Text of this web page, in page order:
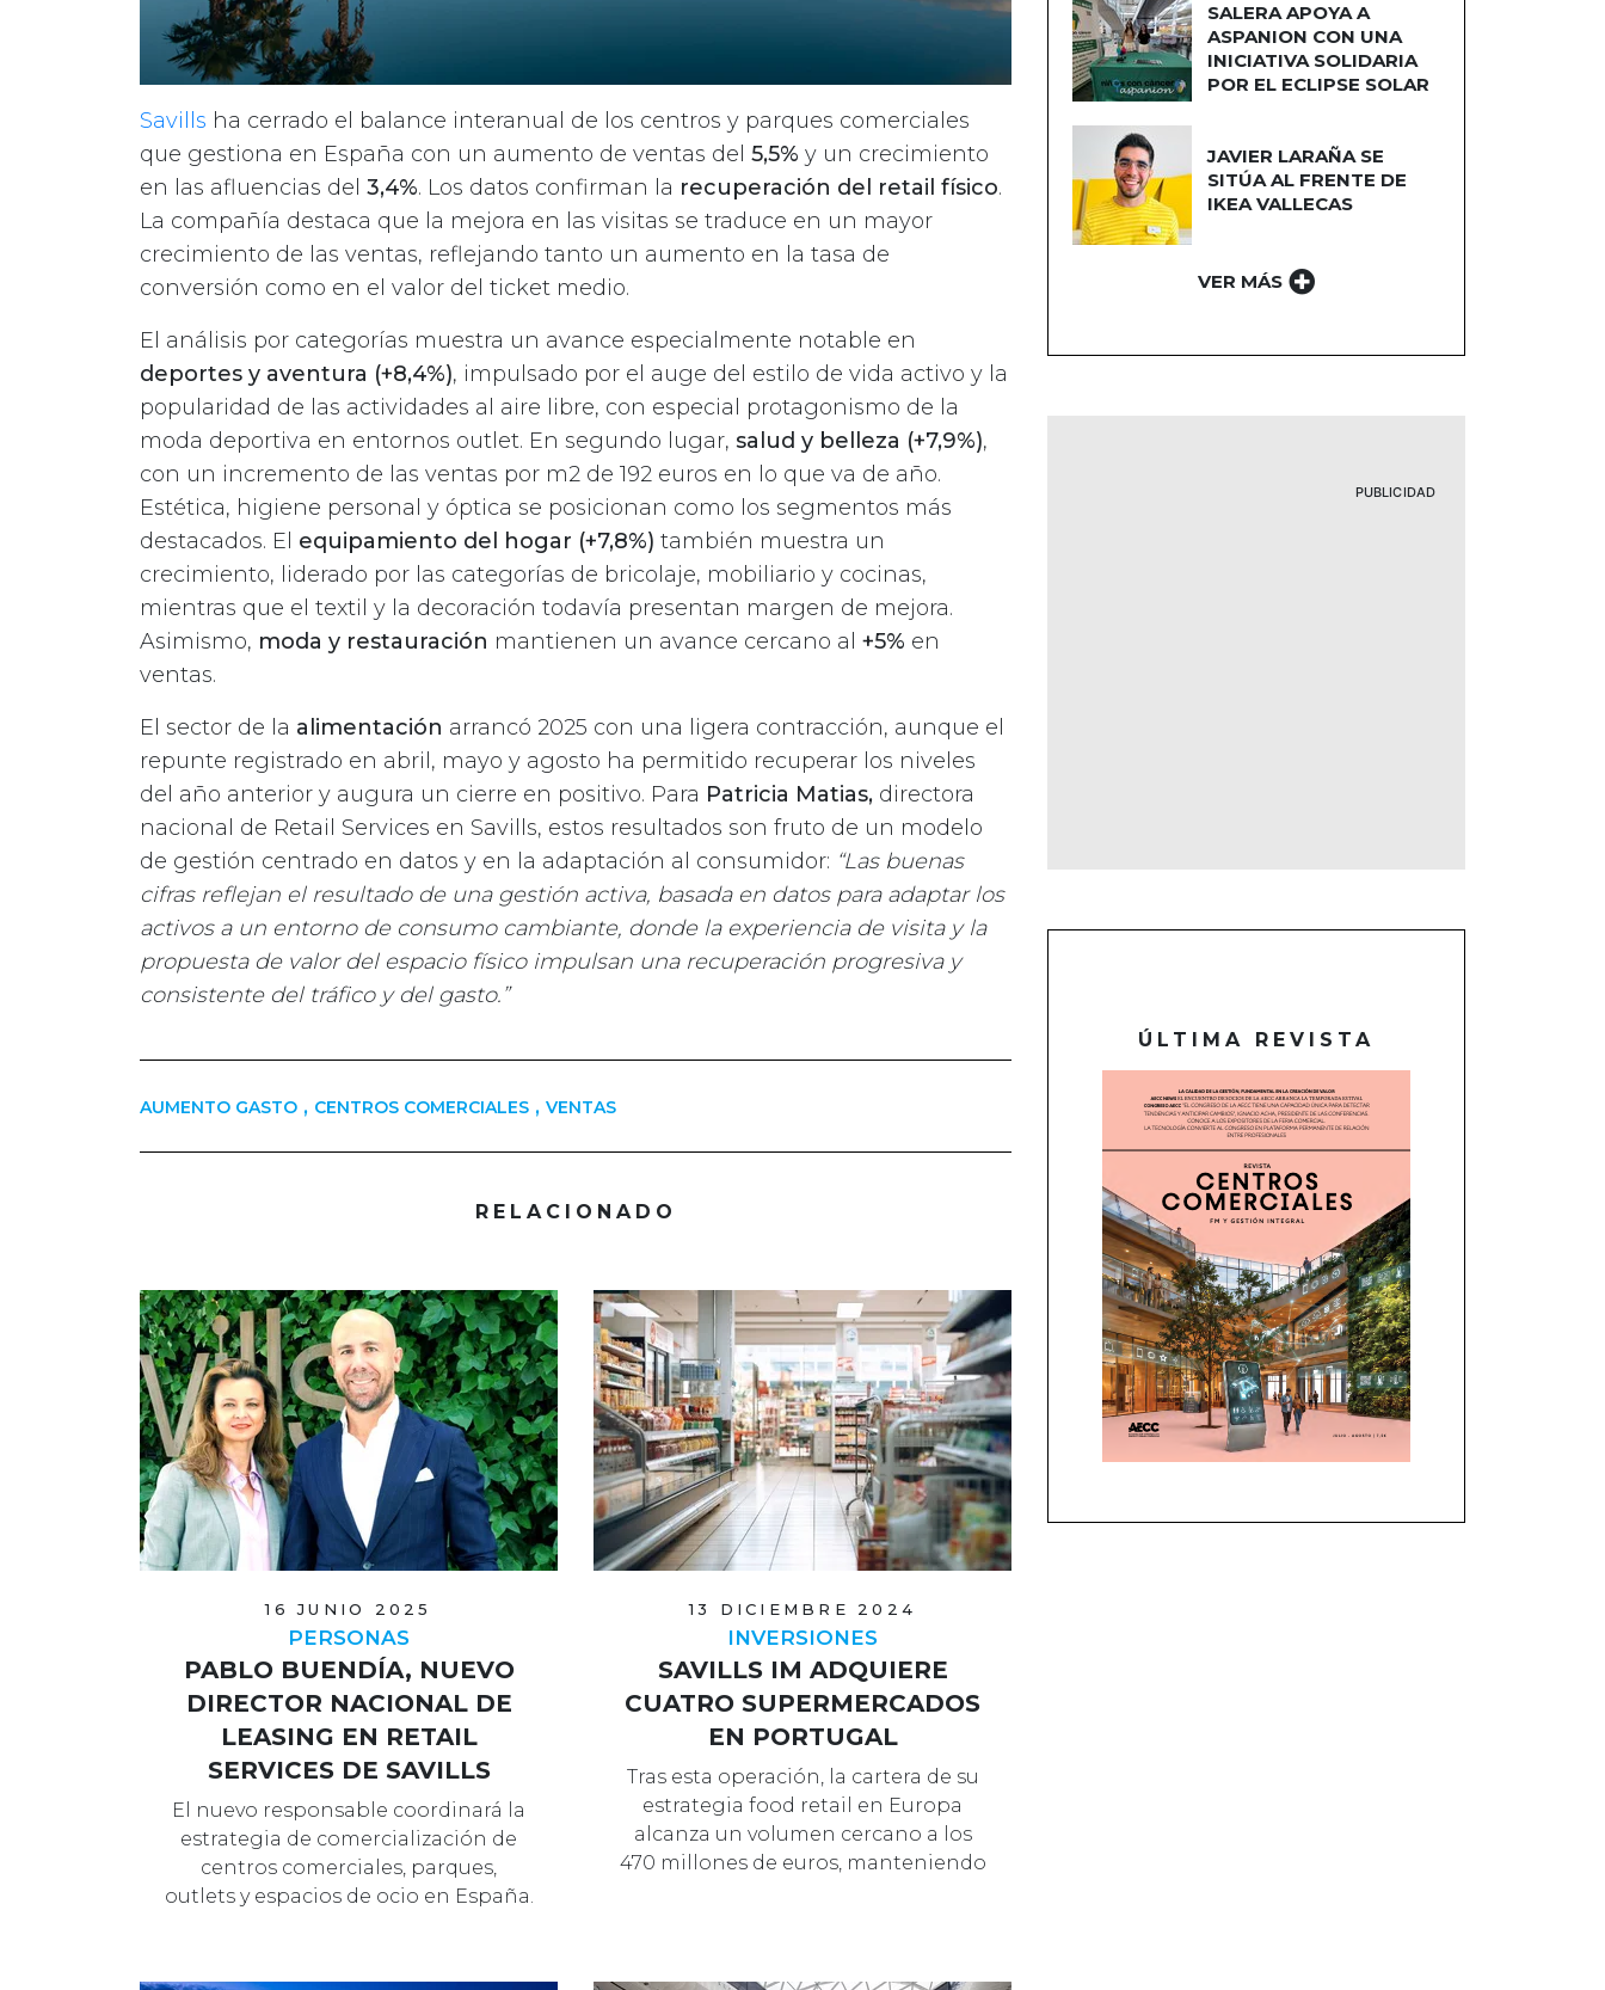
Savills ha cerrado el balance interanual de los centros y parques comerciales
que gestiona en España con un aumento de ventas del 5,5% y un crecimiento
en las afluencias del 3,4%. Los datos confirman la recuperación del retail físico.
La compañía destaca que la mejora en las visitas se traduce en un mayor
crecimiento de las ventas, reflejando tanto un aumento en la tasa de
conversión como en el valor del ticket medio.
El análisis por categorías muestra un avance especialmente notable en
deportes y aventura (+8,4%), impulsado por el auge del estilo de vida activo y la
popularidad de las actividades al aire libre, con especial protagonismo de la
moda deportiva en entornos outlet. En segundo lugar, salud y belleza (+7,9%),
con un incremento de las ventas por m2 de 192 euros en lo que va de año.
Estética, higiene personal y óptica se posicionan como los segmentos más
destacados. El equipamiento del hogar (+7,8%) también muestra un
crecimiento, liderado por las categorías de bricolaje, mobiliario y cocinas,
mientras que el textil y la decoración todavía presentan margen de mejora.
Asimismo, moda y restauración mantienen un avance cercano al +5% en
ventas.
El sector de la alimentación arrancó 2025 con una ligera contracción, aunque el
repunte registrado en abril, mayo y agosto ha permitido recuperar los niveles
del año anterior y augura un cierre en positivo. Para Patricia Matias, directora
nacional de Retail Services en Savills, estos resultados son fruto de un modelo
de gestión centrado en datos y en la adaptación al consumidor: “Las buenas
cifras reflejan el resultado de una gestión activa, basada en datos para adaptar los
activos a un entorno de consumo cambiante, donde la experiencia de visita y la
propuesta de valor del espacio físico impulsan una recuperación progresiva y
consistente del tráfico y del gasto.”
AUMENTO GASTO , CENTROS COMERCIALES , VENTAS
RELACIONADO
16 JUNIO 2025
PERSONAS
PABLO BUENDÍA, NUEVO
DIRECTOR NACIONAL DE
LEASING EN RETAIL
SERVICES DE SAVILLS
El nuevo responsable coordinará la
estrategia de comercialización de
centros comerciales, parques,
outlets y espacios de ocio en España.
13 DICIEMBRE 2024
INVERSIONES
SAVILLS IM ADQUIERE
CUATRO SUPERMERCADOS
EN PORTUGAL
Tras esta operación, la cartera de su
estrategia food retail en Europa
alcanza un volumen cercano a los
470 millones de euros, manteniendo
SALERA APOYA A
ASPANION CON UNA
INICIATIVA SOLIDARIA
POR EL ECLIPSE SOLAR
JAVIER LARAÑA SE
SITÚA AL FRENTE DE
IKEA VALLECAS
VER MÁS
PUBLICIDAD
ÚLTIMA REVISTA